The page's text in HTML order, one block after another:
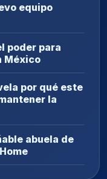
equipo
poder para
México
por qué este
la
abuela de